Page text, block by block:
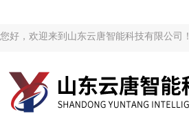
您好，欢迎来到山东云唐智能科技有限公司！